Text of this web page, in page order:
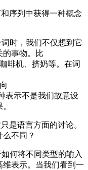
序列中获得一种概念
时，我们不仅想到它
的事物。比
啡机、挤奶等。在词
表示不是我们故意设
是语言方面的讨论。
不同？
何将不同类型的输入
表示。当我们看到一